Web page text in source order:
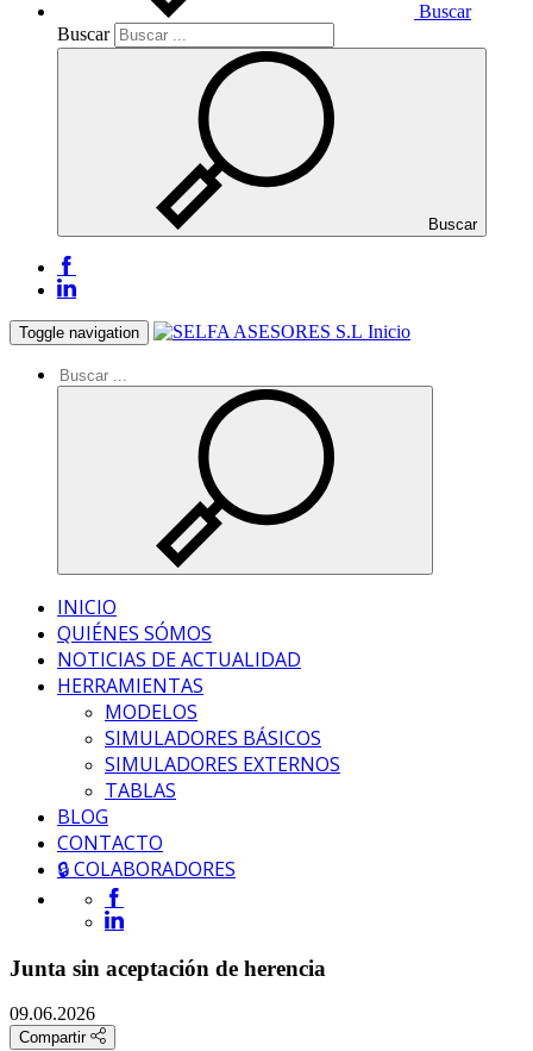
Buscar
Buscar
Buscar
Toggle navigation Inicio
INICIO
QUIÉNES SÓMOS
NOTICIAS DE ACTUALIDAD
HERRAMIENTAS
MODELOS
SIMULADORES BÁSICOS
SIMULADORES EXTERNOS
TABLAS
BLOG
CONTACTO
🔒 COLABORADORES
Junta sin aceptación de herencia
09.06.2026
Compartir